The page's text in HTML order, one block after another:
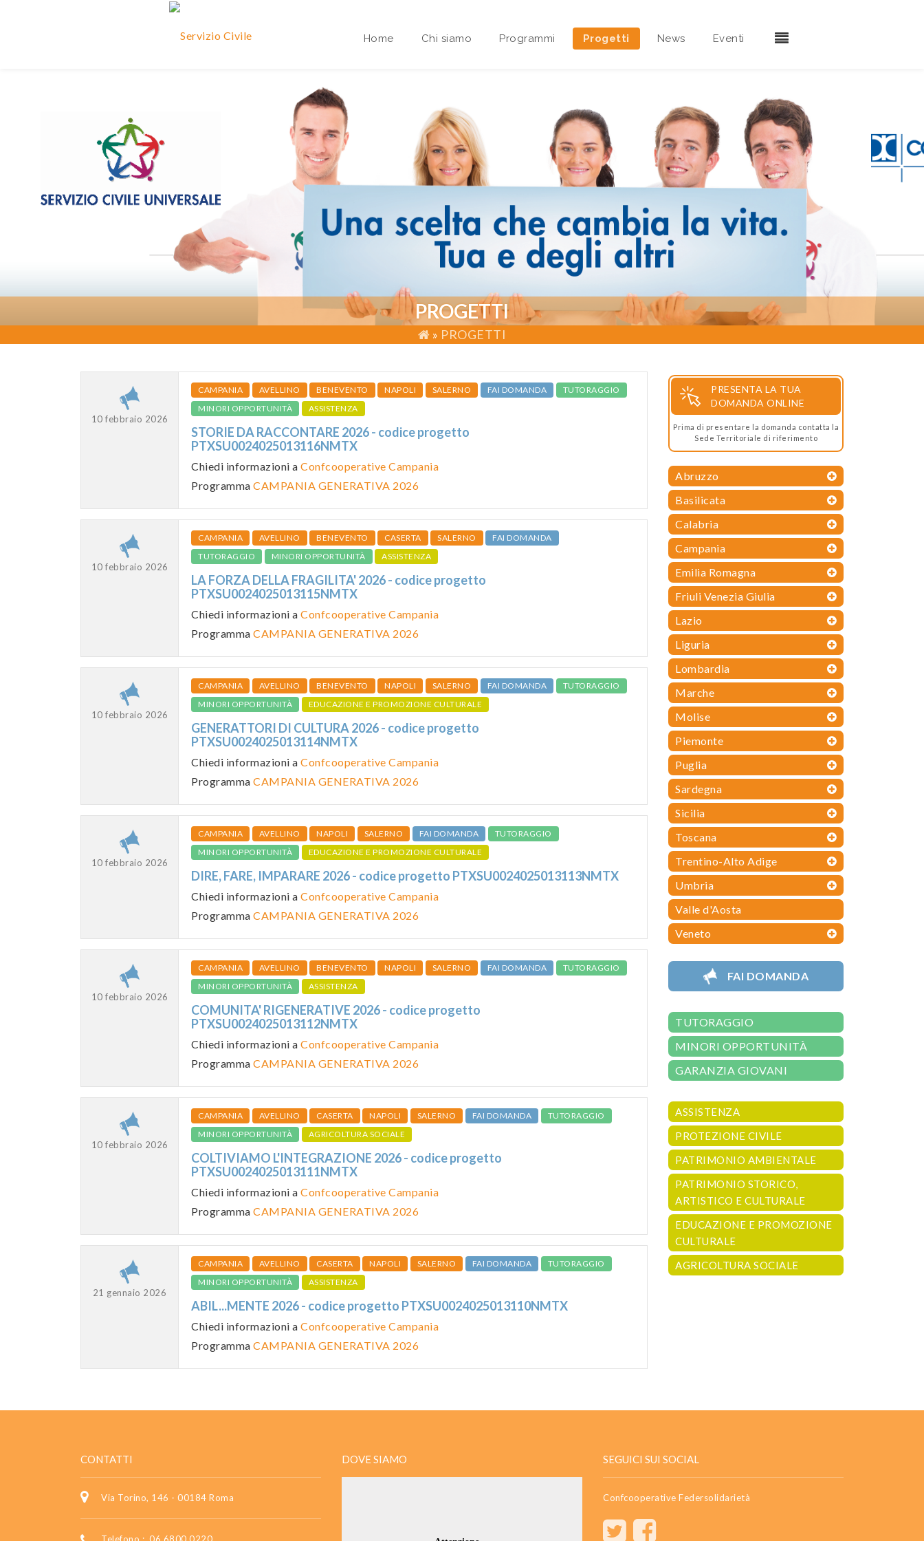
Home Chi siamo
Area riservata Sedi Territoriali
Programmi Progetti News Eventi
PROGETTI
» PROGETTI
10 febbraio 2026
CAMPANIA AVELLINO BENEVENTO NAPOLI SALERNO FAI DOMANDA
TUTORAGGIO
MINORI OPPORTUNITÀ
ASSISTENZA
STORIE DA RACCONTARE 2026 - codice progetto
PTXSU0024025013116NMTX
Chiedi informazioni a Confcooperative Campania
Programma CAMPANIA GENERATIVA 2026
10 febbraio 2026
CAMPANIA AVELLINO BENEVENTO CASERTA SALERNO
FAI DOMANDA
TUTORAGGIO
MINORI OPPORTUNITÀ ASSISTENZA
LA FORZA DELLA FRAGILITA' 2026 - codice progetto
PTXSU0024025013115NMTX
Chiedi informazioni a Confcooperative Campania
Programma CAMPANIA GENERATIVA 2026
10 febbraio 2026
CAMPANIA AVELLINO BENEVENTO NAPOLI SALERNO FAI DOMANDA
TUTORAGGIO
MINORI OPPORTUNITÀ
EDUCAZIONE E PROMOZIONE CULTURALE
GENERATTORI DI CULTURA 2026 - codice progetto
PTXSU0024025013114NMTX
Chiedi informazioni a Confcooperative Campania
Programma CAMPANIA GENERATIVA 2026
10 febbraio 2026
CAMPANIA AVELLINO NAPOLI SALERNO FAI DOMANDA
TUTORAGGIO
MINORI OPPORTUNITÀ
EDUCAZIONE E PROMOZIONE CULTURALE
DIRE, FARE, IMPARARE 2026 - codice progetto PTXSU0024025013113NMTX
Chiedi informazioni a Confcooperative Campania
Programma CAMPANIA GENERATIVA 2026
10 febbraio 2026
CAMPANIA AVELLINO BENEVENTO NAPOLI SALERNO FAI DOMANDA
TUTORAGGIO
MINORI OPPORTUNITÀ
ASSISTENZA
COMUNITA' RIGENERATIVE 2026 - codice progetto
PTXSU0024025013112NMTX
Chiedi informazioni a Confcooperative Campania
Programma CAMPANIA GENERATIVA 2026
10 febbraio 2026
CAMPANIA AVELLINO CASERTA NAPOLI SALERNO FAI DOMANDA
TUTORAGGIO
MINORI OPPORTUNITÀ
AGRICOLTURA SOCIALE
COLTIVIAMO L'INTEGRAZIONE 2026 - codice progetto
PTXSU0024025013111NMTX
Chiedi informazioni a Confcooperative Campania
Programma CAMPANIA GENERATIVA 2026
21 gennaio 2026
CAMPANIA AVELLINO CASERTA NAPOLI SALERNO FAI DOMANDA
TUTORAGGIO
MINORI OPPORTUNITÀ
ASSISTENZA
ABIL...MENTE 2026 - codice progetto PTXSU0024025013110NMTX
Chiedi informazioni a Confcooperative Campania
Programma CAMPANIA GENERATIVA 2026
PRESENTA LA TUA
DOMANDA ONLINE
Prima di presentare la domanda contatta la
Sede Territoriale di riferimento
Abruzzo
Basilicata
Calabria
Campania
Emilia Romagna
Friuli Venezia Giulia
Lazio
Liguria
Lombardia
Marche
Molise
Piemonte
Puglia
Sardegna
Sicilia
Toscana
Trentino-Alto Adige
Umbria
Valle d'Aosta
Veneto
FAI DOMANDA
TUTORAGGIO
MINORI OPPORTUNITÀ
GARANZIA GIOVANI
ASSISTENZA
PROTEZIONE CIVILE
PATRIMONIO AMBIENTALE
PATRIMONIO STORICO,
ARTISTICO E CULTURALE
EDUCAZIONE E PROMOZIONE
CULTURALE
AGRICOLTURA SOCIALE
CONTATTI
Via Torino, 146 - 00184 Roma
DOVE SIAMO SEGUICI SUI SOCIAL
Confcooperative Federsolidarietà